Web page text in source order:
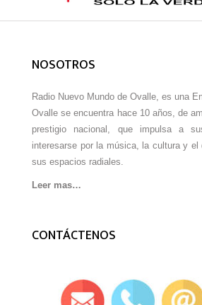
NOSOTROS
Radio Nuevo Mundo de Ovalle, es una
Ovalle se encuentra hace 10 años, de
prestigio nacional, que impulsa a
interesarse por la música, la cultura y el
sus espacios radiales.
Leer mas…
CONTÁCTENOS